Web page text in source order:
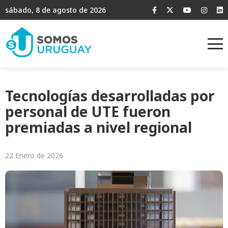
sábado, 8 de agosto de 2026
Tecnologías desarrolladas por
personal de UTE fueron
premiadas a nivel regional
22 Enero de 2026